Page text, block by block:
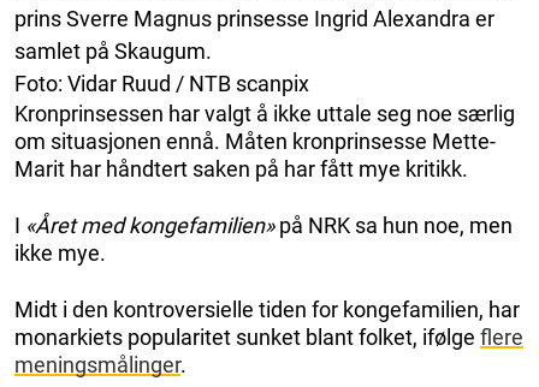
prins Sverre Magnus prinsesse Ingrid Alexandra er
samlet på Skaugum.
Foto: Vidar Ruud / NTB scanpix
Kronprinsessen har valgt å ikke uttale seg noe særlig
om situasjonen ennå. Måten kronprinsesse Mette-
Marit har håndtert saken på har fått mye kritikk.
I «Året med kongefamilien»på NRK sa hun noe, men
ikke mye.
Midt i den kontroversielle tiden for kongefamilien, har
monarkiets popularitet sunket blant folket, ifølge flere
meningsmålinger.